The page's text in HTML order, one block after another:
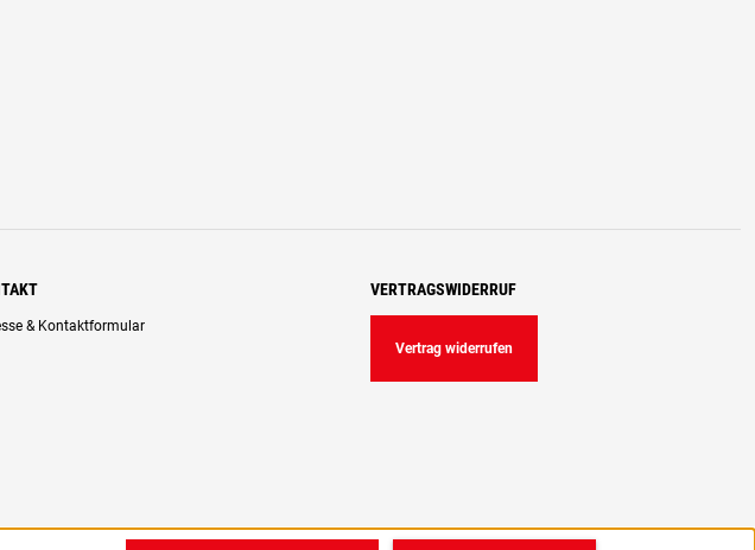
& Kontaktformular
VERTRAGSWIDERRUF
Vertrag widerrufen